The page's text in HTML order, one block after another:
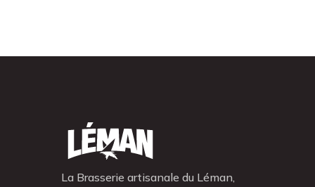
La Brasserie artisanale du Léman,